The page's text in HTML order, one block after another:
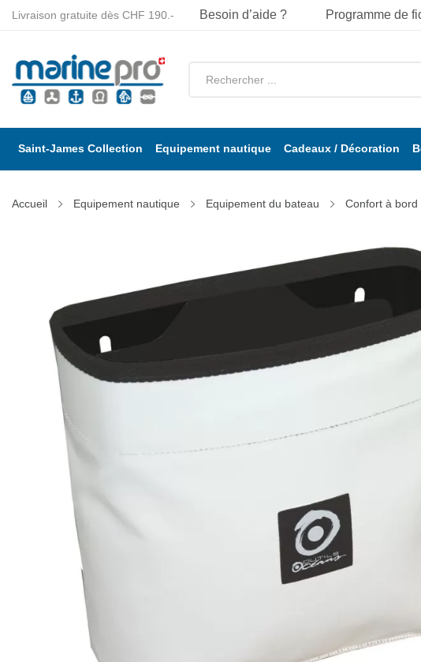
Livraison gratuite dès CHF 190.- Besoin d’aide ? Programme de
Saint-James Collection Equipement nautique Cadeaux / Décoration
Accueil Equipement nautique Equipement du bateau Confort à bord